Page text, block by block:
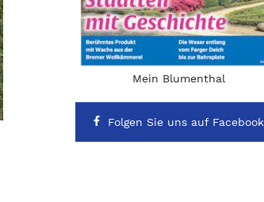
Mein Blumenthal
Folgen Sie uns auf Facebook